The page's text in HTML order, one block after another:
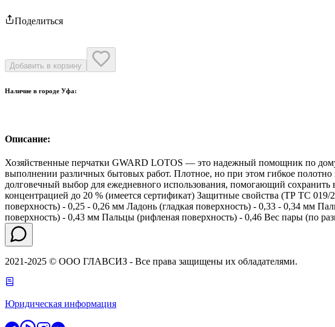
Поделиться
Добавить в корзину
Наличие в городе Уфа:
Описание:
Хозяйственные перчатки GWARD LOTOS — это надежный помощник по
выполнении различных бытовых работ. Плотное, но при этом гибкое
долговечный выбор для ежедневного использования, помогающий
концентрацией до 20 % (имеется сертификат) Защитные свойства (ТР ТС
поверхность) - 0,25 - 0,26 мм Ладонь (гладкая поверхность) - 0,33 - 0,34 мм
поверхность) - 0,43 мм Пальцы (рифленая поверхность) - 0,46 Вес пары (по
2021-2025 © ООО ГЛАВСИЗ - Все права защищены их обладателями.
Юридическая информация